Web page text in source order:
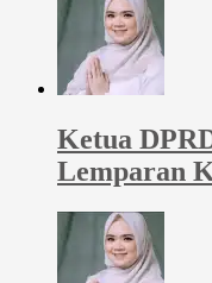
Ketua
Lemparan